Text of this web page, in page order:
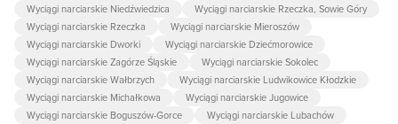
Wyciągi narciarskie Niedźwiedzica
Wyciągi narciarskie Rzeczka, Sowie Góry
Wyciągi narciarskie Rzeczka
Wyciągi narciarskie Mieroszów
Wyciągi narciarskie Dworki
Wyciągi narciarskie Dziećmorowice
Wyciągi narciarskie Zagórze Śląskie
Wyciągi narciarskie Sokolec
Wyciągi narciarskie Wałbrzych
Wyciągi narciarskie Ludwikowice Kłodzkie
Wyciągi narciarskie Michałkowa
Wyciągi narciarskie Jugowice
Wyciągi narciarskie Boguszów-Gorce
Wyciągi narciarskie Lubachów